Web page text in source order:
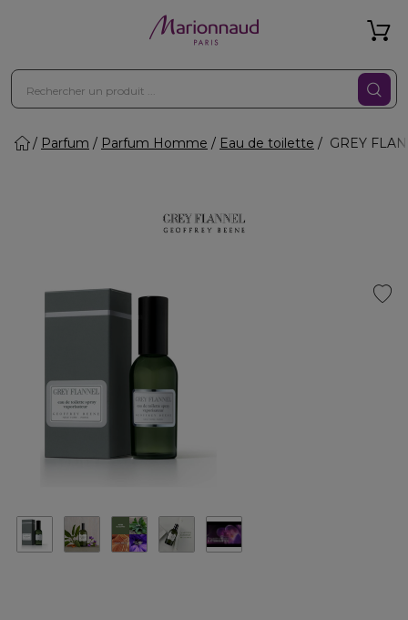
Parfum Parfum Homme Eau de toilette GREY